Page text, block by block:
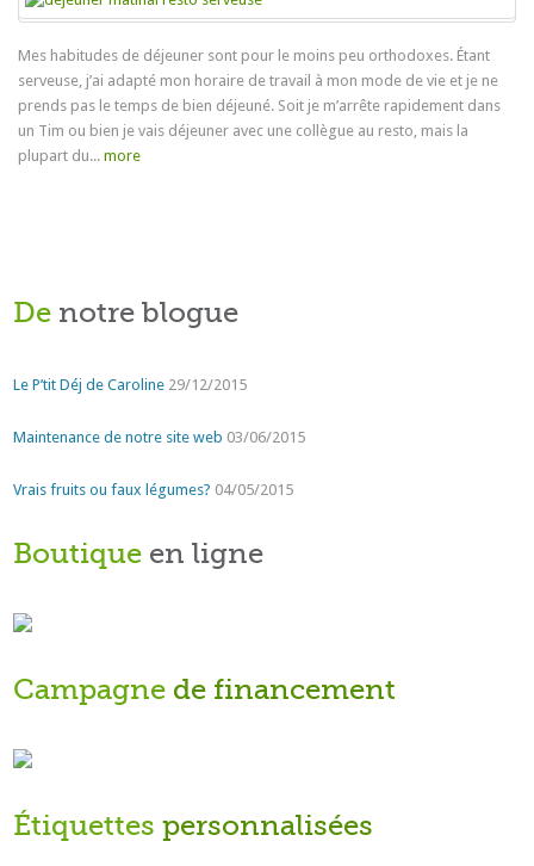
Mes habitudes de déjeuner sont pour le moins peu orthodoxes. Étant
serveuse, j’ai adapté mon horaire de travail à mon mode de vie et je ne
prends pas le temps de bien déjeuné. Soit je m’arrête rapidement dans
un Tim ou bien je vais déjeuner avec une collègue au resto, mais la
plupart du...more
De notre blogue
Le P’tit Déj de Caroline 29/12/2015
Maintenance de notre site web 03/06/2015
Vrais fruits ou faux légumes? 04/05/2015
Boutique en ligne
Campagne de financement
Étiquettes personnalisées